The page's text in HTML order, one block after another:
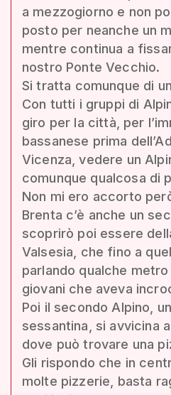
a mezzogiorno e non
posto per neanche un
mentre continua a
nostro Ponte Vecchio.
Si tratta comunque di
Con tutti i gruppi di
giro per la città, per
bassanese prima
Vicenza, vedere un
comunque qualcosa di
Non mi ero accorto
Brenta c’è anche un
scoprirò poi essere
Valsesia, che fino a
parlando qualche
giovani che aveva
Poi il secondo Alpino,
sessantina, si avvicina
dove può trovare una
Gli rispondo che in
molte pizzerie, basta